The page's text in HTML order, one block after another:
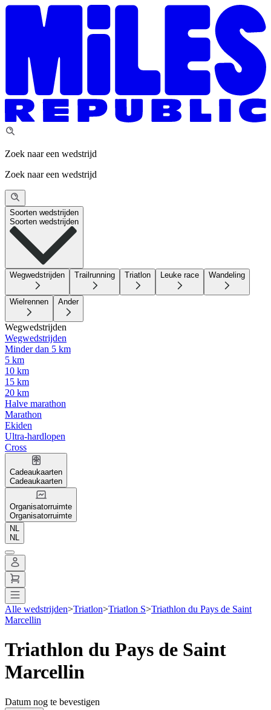
Zoek naar een wedstrijd
Zoek naar een wedstrijd
Soorten wedstrijden
Soorten wedstrijden
Wegwedstrijden Trailrunning Triatlon Leuke race Wandeling
Wielrennen Ander
Wegwedstrijden
Wegwedstrijden
Minder dan 5 km
5 km
10 km
15 km
20 km
Halve marathon
Marathon
Ekiden
Ultra-hardlopen
Cross
Cadeaukaarten
Cadeaukaarten
Organisatorruimte
Organisatorruimte
NL
NL
Alle wedstrijden>Triatlon>Triatlon S>Triathlon du Pays de Saint
Marcellin
Triathlon du Pays de Saint
Marcellin
Datum nog te bevestigen